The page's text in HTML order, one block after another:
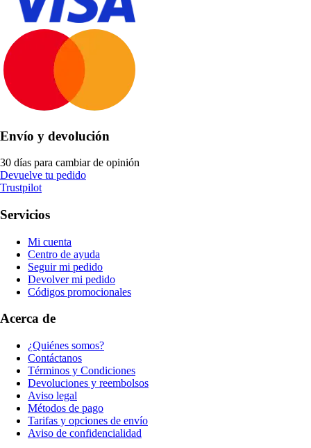
Envío y devolución
30 días para cambiar de opinión
Devuelve tu pedido
Trustpilot
Servicios
Mi cuenta
Centro de ayuda
Seguir mi pedido
Devolver mi pedido
Códigos promocionales
Acerca de
¿Quiénes somos?
Contáctanos
Términos y Condiciones
Devoluciones y reembolsos
Aviso legal
Métodos de pago
Tarifas y opciones de envío
Aviso de confidencialidad